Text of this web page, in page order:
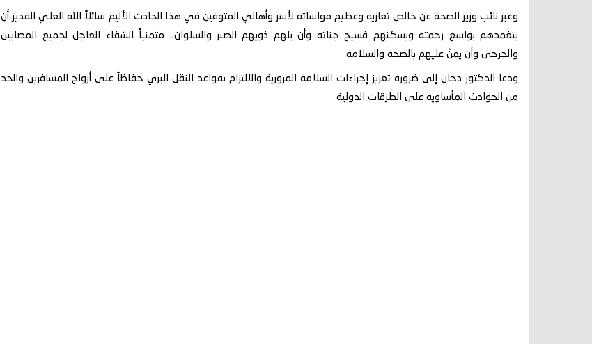
وعبر نائب وزير الصحة عن خالص تعازيه وعظيم مواساته لأسر وأهالي المتوفين في هذا الحادث الأليم سائلاً الله العلي القدير أن
يتغمدهم بواسع رحمته ويسكنهم فسيح جناته وأن يلهم ذويهم الصبر والسلوان.. متمنياً الشفاء العاجل لجميع المصابين
والجرحى وأن يمنّ عليهم بالصحة والسلامة
ودعا الدكتور دحان إلى ضرورة تعزيز إجراءات السلامة المرورية والالتزام بقواعد النقل البري حفاظاً على أرواح المسافرين والحد
من الحوادث المأساوية على الطرقات الدولية